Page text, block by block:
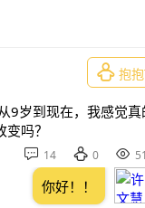
 抱
9岁到现在，我感觉真
吗？
 14  0 
你好！！